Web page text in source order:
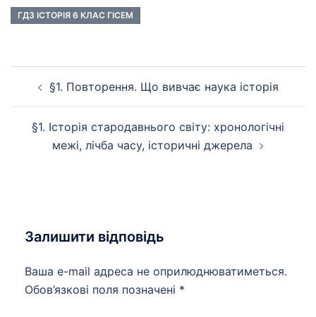
ГДЗ ІСТОРІЯ 6 КЛАС ГІСЕМ
§1. Повторення. Що вивчає наука історія
§1. Історія стародавнього світу: хронологічні
межі, лічба часу, історичні джерела
Залишити відповідь
Ваша e-mail адреса не оприлюднюватиметься.
Обов’язкові поля позначені *